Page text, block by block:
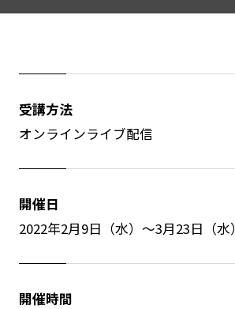
受講方法
オンラインライブ配信
開催日
2022年2月9日（水）～3月23日（水）
開催時間